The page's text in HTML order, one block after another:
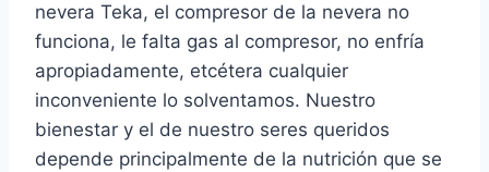
nevera Teka, el compresor de la nevera no
funciona, le falta gas al compresor, no enfría
apropiadamente, etcétera cualquier
inconveniente lo solventamos. Nuestro
bienestar y el de nuestro seres queridos
depende principalmente de la nutrición que se